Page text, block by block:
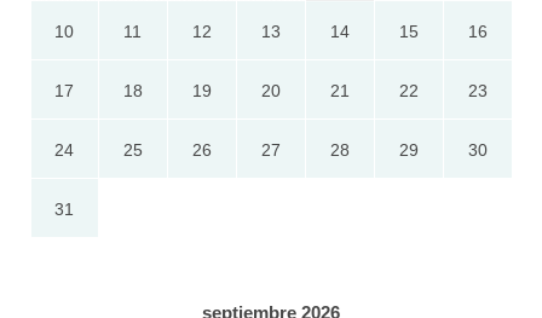
10 11 12 13 14 15 16
17 18 19 20 21 22 23
24 25 26 27 28 29 30
31
septiembre 2026